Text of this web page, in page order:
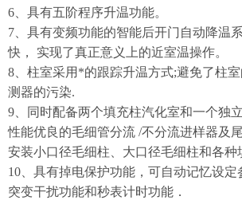
6、具有五阶程序升温功能。
7、具有变频功能的智能后开门自动降温
快， 实现了真正意义上的近室温操作。
8、柱室采用*的跟踪升温方式;避免了柱
测器的污染.
9、同时配备两个填充柱汽化室和一个独
性能优良的毛细管分流 /不分流进样器及
安装小口径毛细柱、大口径毛细柱和各种
10、具有掉电保护功能，可自动记忆设
突变干扰功能和秒表计时功能．